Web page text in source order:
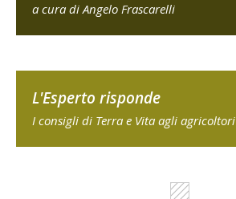
a cura di Angelo Frascarelli
L'Esperto risponde
I consigli di Terra e Vita agli agricoltori